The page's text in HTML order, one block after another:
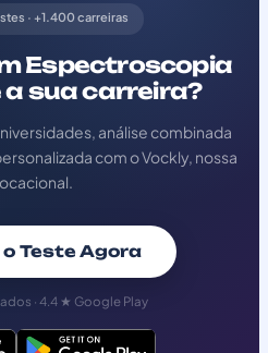
· +1.400 carreiras
Espectroscopia
sua carreira?
análise combinada
com o Vockly, nossa
Teste Agora
· 4.4 ★ Google Play